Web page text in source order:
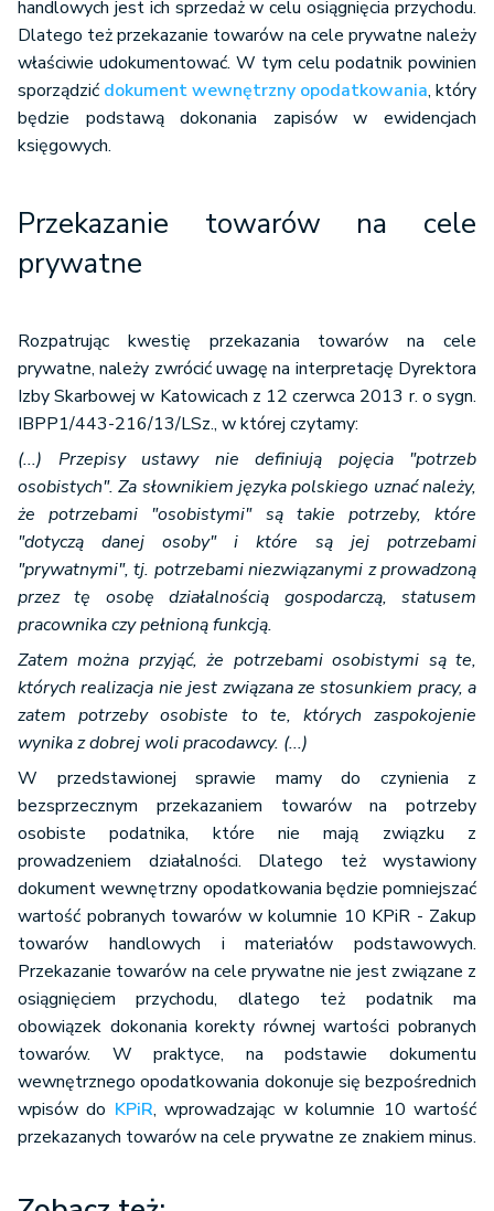
handlowych jest ich sprzedaż w celu osiągnięcia przychodu.
Dlatego też przekazanie towarów na cele prywatne należy
właściwie udokumentować. W tym celu podatnik powinien
sporządzić dokument wewnętrzny opodatkowania, który
będzie podstawą dokonania zapisów w ewidencjach
księgowych.
Przekazanie towarów na cele
prywatne
Rozpatrując kwestię przekazania towarów na cele
prywatne, należy zwrócić uwagę na interpretację Dyrektora
Izby Skarbowej w Katowicach z 12 czerwca 2013 r. o sygn.
IBPP1/443-216/13/LSz., w której czytamy:
(...) Przepisy ustawy nie definiują pojęcia "potrzeb
osobistych". Za słownikiem języka polskiego uznać należy,
że potrzebami "osobistymi" są takie potrzeby, które
"dotyczą danej osoby" i które są jej potrzebami
"prywatnymi", tj. potrzebami niezwiązanymi z prowadzoną
przez tę osobę działalnością gospodarczą, statusem
pracownika czy pełnioną funkcją.
Zatem można przyjąć, że potrzebami osobistymi są te,
których realizacja nie jest związana ze stosunkiem pracy, a
zatem potrzeby osobiste to te, których zaspokojenie
wynika z dobrej woli pracodawcy. (...)
W przedstawionej sprawie mamy do czynienia z
bezsprzecznym przekazaniem towarów na potrzeby
osobiste podatnika, które nie mają związku z
prowadzeniem działalności. Dlatego też wystawiony
dokument wewnętrzny opodatkowania będzie pomniejszać
wartość pobranych towarów w kolumnie 10 KPiR - Zakup
towarów handlowych i materiałów podstawowych.
Przekazanie towarów na cele prywatne nie jest związane z
osiągnięciem przychodu, dlatego też podatnik ma
obowiązek dokonania korekty równej wartości pobranych
towarów. W praktyce, na podstawie dokumentu
wewnętrznego opodatkowania dokonuje się bezpośrednich
wpisów do KPiR, wprowadzając w kolumnie 10 wartość
przekazanych towarów na cele prywatne ze znakiem minus.